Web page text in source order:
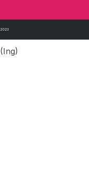
2023
(Ing)